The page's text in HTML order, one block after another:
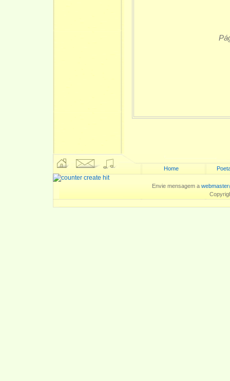
Home
Envie mensagem a